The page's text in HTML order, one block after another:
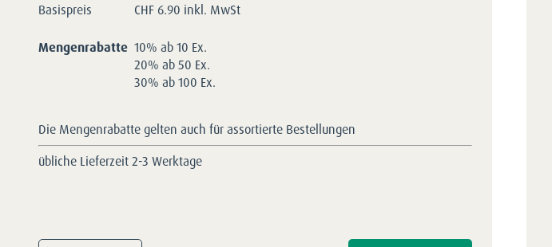
Basispreis CHF6.90 inkl. MwSt
Mengenrabatte 10% ab 10 Ex.
20% ab 50 Ex.
30% ab 100 Ex.
Die Mengenrabatte gelten auch für assortierte Bestellungen
übliche Lieferzeit 2-3 Werktage